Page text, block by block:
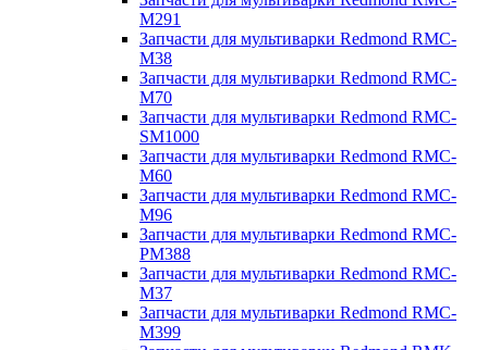
M291
Запчасти для мультиварки Redmond RMC-
M38
Запчасти для мультиварки Redmond RMC-
M70
Запчасти для мультиварки Redmond RMC-
SM1000
Запчасти для мультиварки Redmond RMC-
M60
Запчасти для мультиварки Redmond RMC-
M96
Запчасти для мультиварки Redmond RMC-
PM388
Запчасти для мультиварки Redmond RMC-
M37
Запчасти для мультиварки Redmond RMC-
M399